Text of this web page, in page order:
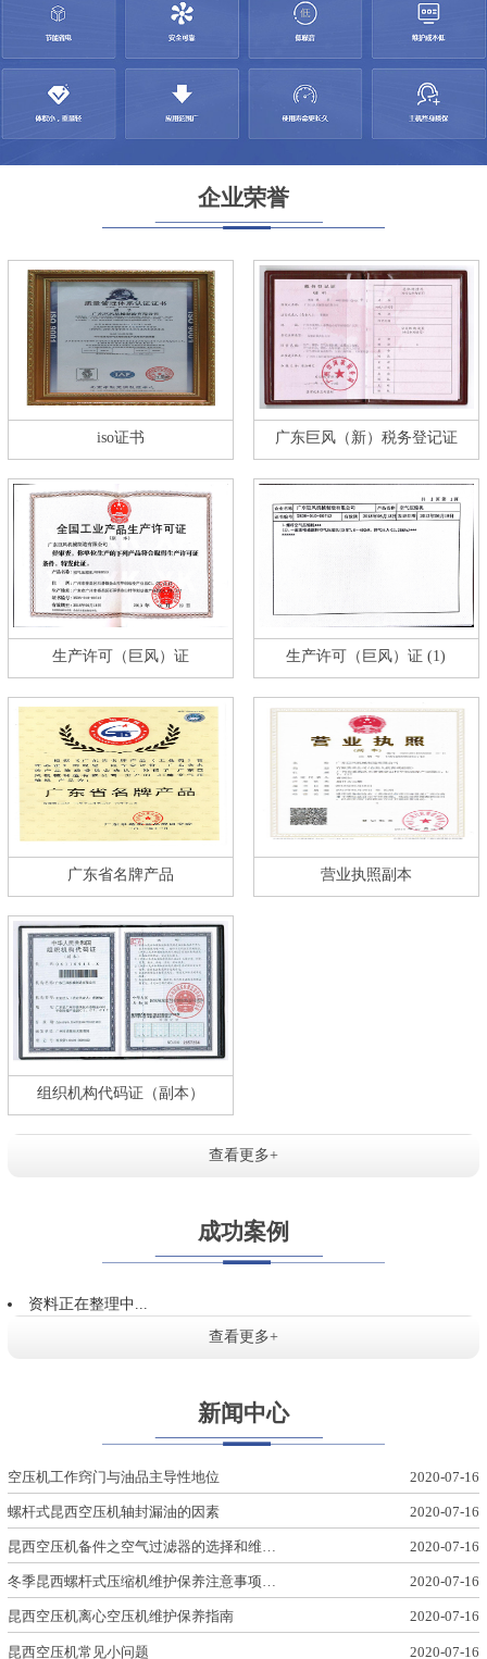
企业荣誉
iso证书 广东巨风（新）税务登记证
生产许可（巨风）证 生产许可（巨风）证 (1)
广东省名牌产品 营业执照副本
组织机构代码证（副本）
查看更多+
成功案例
资料正在整理中...
查看更多+
新闻中心
空压机工作窍门与油品主导性地位 2020-07-16
螺杆式昆西空压机轴封漏油的因素 2020-07-16
昆西空压机备件之空气过滤器的选择和维… 2020-07-16
冬季昆西螺杆式压缩机维护保养注意事项… 2020-07-16
昆西空压机离心空压机维护保养指南 2020-07-16
昆西空压机常见小问题 2020-07-16